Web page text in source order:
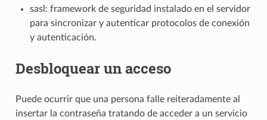
sasl: framework de seguridad instalado en el servidor
para sincronizar y autenticar protocolos de conexión
y autenticación.
Desbloquear un acceso
Puede ocurrir que una persona falle reiteradamente al
insertar la contraseña tratando de acceder a un servicio